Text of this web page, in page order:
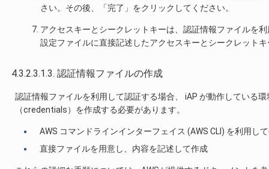
さい。その後、「完了」をクリックしてください。
アクセスキーとシークレットキーは、認証情報ファイルを
設定ファイルに直接記述したアクセスキーとシークレット
4.3.2.3.1.3. 認証情報ファイルの作成
認証情報ファイルを利用して認証する場合、 iAP が動作している
（credentials）を作成する必要があります。
AWS コマンドラインインターフェイス (AWS CLI) を利用し
直接ファイルを用意し、内容を記述して作成